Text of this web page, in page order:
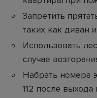
Запретить
таких как диван
Использовать
случае
Набрать номера
112 после выхода